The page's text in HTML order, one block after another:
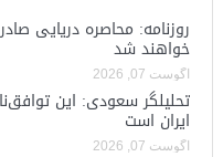
روزنامه: محاصره دریایی
خواهند شد
آگوست 07, 2026
تحلیلگر سعودی: این
ایران است
آگوست 07, 2026